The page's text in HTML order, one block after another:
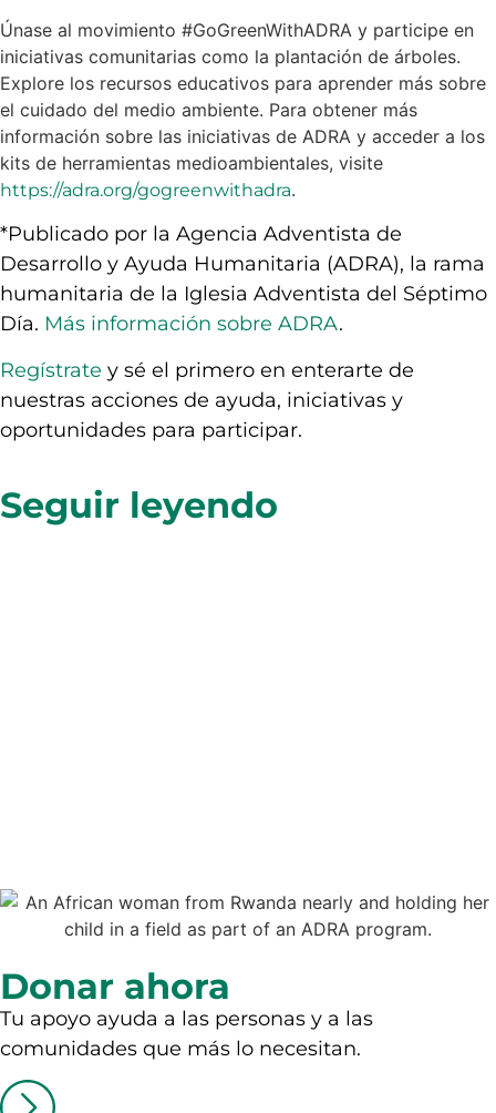
Únase al movimiento #GoGreenWithADRA y participe en
iniciativas comunitarias como la plantación de árboles.
Explore los recursos educativos para aprender más sobre
el cuidado del medio ambiente. Para obtener más
información sobre las iniciativas de ADRA y acceder a los
kits de herramientas medioambientales, visite
https://adra.org/gogreenwithadra.
*Publicado por la Agencia Adventista de
Desarrollo y Ayuda Humanitaria (ADRA), la rama
humanitaria de la Iglesia Adventista del Séptimo
Día. Más información sobre ADRA.
Regístrate y sé el primero en enterarte de
nuestras acciones de ayuda, iniciativas y
oportunidades para participar.
Seguir leyendo
Donar ahora
Tu apoyo ayuda a las personas y a las
comunidades que más lo necesitan.